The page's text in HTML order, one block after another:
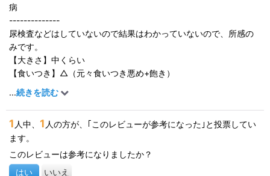
病
--------------
尿検査などはしていないので結果はわかっていないので、所感の
みです。
【大きさ】中くらい
【食いつき】△（元々食いつき悪め+飽き）
【アレルギー】1kgはアレルギー発症（２年くらいあげたためと思
われる）
【その他】
腎臓病が発覚する前から常用してました。
常用したうえでpHは7（高めですが、動物病院では問題なしと診
断）
初めにあげた時点から食いつきは悪めでよく残します。
...続きを読む
1 人中、 1 人の方が、｢このレビューが参考になった｣と投票してい
ます。
このレビューは参考になりましたか？
はい いいえ